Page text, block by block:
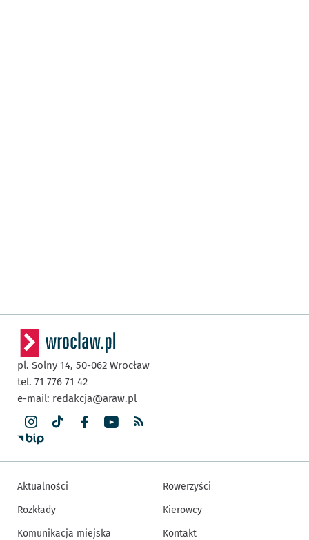
pl. Solny 14, 50-062 Wrocław
tel. 71 776 71 42
e-mail: redakcja@araw.pl
Aktualności
Rozkłady
Komunikacja miejska
Rowerzyści
Kierowcy
Kontakt